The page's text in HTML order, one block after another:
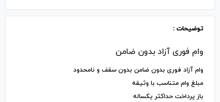
توضیحات :
وام فوری آزاد بدون ضامن
وام آزاد فوری بدون ضامن بدون سقف و نامحدود
مبلغ وام متناسب با وثیقه
باز پرداخت حداکثر یکساله